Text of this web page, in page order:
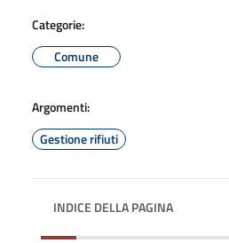
Categorie:
Comune
Argomenti:
Gestione rifiuti
INDICE DELLA PAGINA